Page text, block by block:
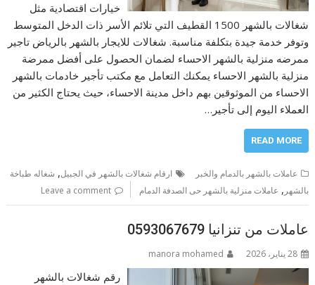
خيارات اقتصادية مثل
شغالات بالشهر 1500 القطيف التي تلائم الأسر ذات الدخل المتوسط
وتوفر خدمة جيدة بتكلفة مناسبة. شغالات للايجار بالشهر بالرياض تاجير
ممرضه منزلية بالشهر الاحساء لضمان الحصول على أفضل ممرضة
منزلية بالشهر الاحساء يمكنك التعامل مع مكتب تأجير خادمات بالشهر
الاحساء من الموثوقين بهم داخل مدينة الاحساء، حيث يحتاج الكثير من
العملاء اليوم إلى تأجير…
READ MORE
عاملات بالشهر بالدمام والخبر ارقام شغالات بالشهر في الجبيل, شغاله طباخة
بالشهر , عاملات منزلية بالشهر حى الصدفة الدمام Leave a comment
عاملات من تنزانيا 0593067679
28 يناير، 2026 manora mohamed
رقم شغالات بالشهر